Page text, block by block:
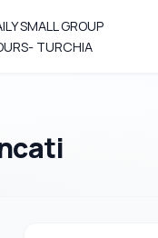
SMALL GROUP
TURCHIA